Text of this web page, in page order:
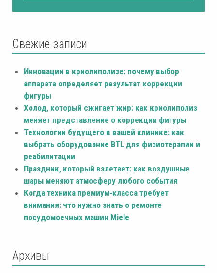
Свежие записи
Инновации в криолиполизе: почему выбор
аппарата определяет результат коррекции
фигуры
Холод, который сжигает жир: как криолиполиз
меняет представление о коррекции фигуры
Технологии будущего в вашей клинике: как
выбрать оборудование BTL для физиотерапии и
реабилитации
Праздник, который взлетает: как воздушные
шары меняют атмосферу любого события
Когда техника премиум-класса требует
внимания: что нужно знать о ремонте
посудомоечных машин Miele
Архивы